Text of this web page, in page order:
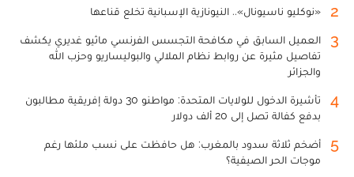
2 «نوكليو ناسيونال».. النيونازية الإسبانية تخلع قناعها
3
العميل السابق في مكافحة التجسس الفرنسي ماثيو غديري يكشف
تفاصيل مثيرة عن روابط نظام الملالي والبوليساريو وحزب الله
والجزائر
4
تأشيرة الدخول للولايات المتحدة: مواطنو 30 دولة إفريقية مطالبون
بدفع كفالة تصل إلى 20 ألف دولار
5
أضخم ثلاثة سدود بالمغرب: هل حافظت على نسب ملئها رغم
موجات الحر الصيفية؟